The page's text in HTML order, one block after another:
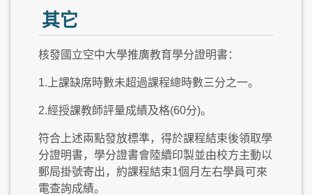
其它
核發國立空中大學推廣教育學分證明書：
1.上課缺席時數未超過課程總時數三分之一。
2.經授課教師評量成績及格(60分)。
符合上述兩點發放標準，得於課程結束後領取學
分證明書，學分證書會陸續印製並由校方主動以
郵局掛號寄出，約課程結束1個月左右學員可來
電查詢成績。